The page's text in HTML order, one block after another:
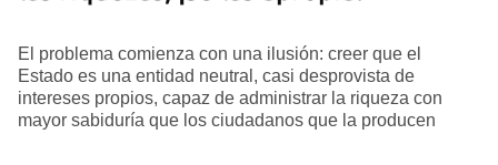
El problema comienza con una ilusión: creer que el
Estado es una entidad neutral, casi desprovista de
intereses propios, capaz de administrar la riqueza con
mayor sabiduría que los ciudadanos que la producen